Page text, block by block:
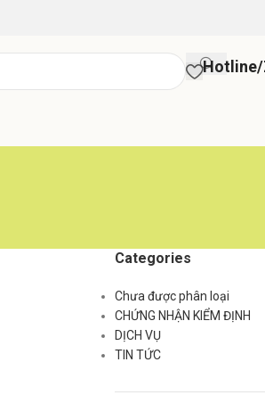
Categories
Chưa được phân loại
CHỨNG NHẬN KIỂM ĐỊNH
DỊCH VỤ
TIN TỨC